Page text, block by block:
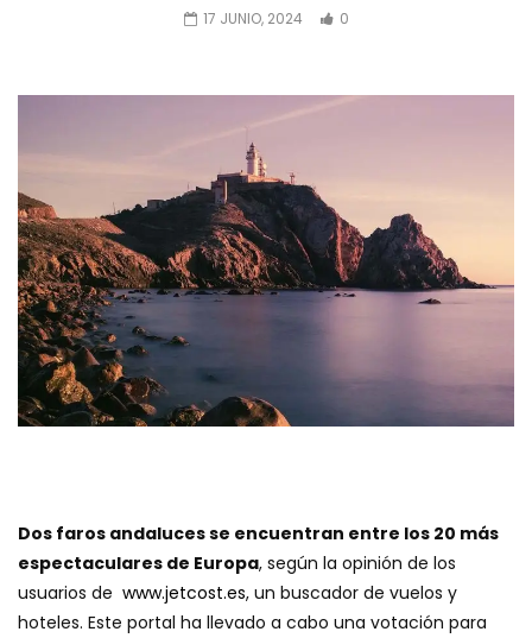
17 JUNIO, 2024 0
Dos faros andaluces se encuentran entre los 20 más
espectaculares de Europa, según la opinión de los
usuarios de www.jetcost.es, un buscador de vuelos y
hoteles. Este portal ha llevado a cabo una votación para